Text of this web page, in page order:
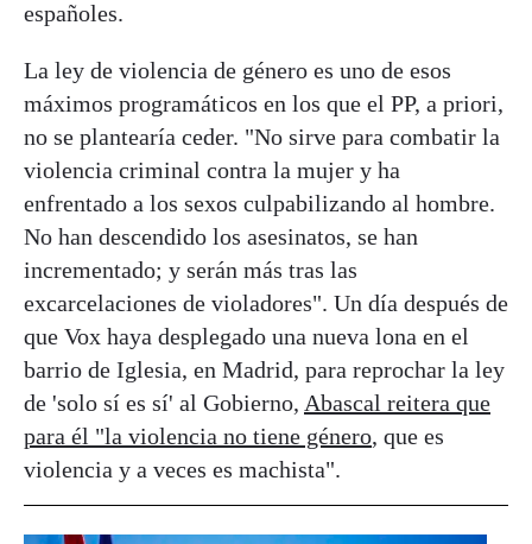
españoles.
La ley de violencia de género es uno de esos
máximos programáticos en los que el PP, a priori,
no se plantearía ceder. "No sirve para combatir la
violencia criminal contra la mujer y ha
enfrentado a los sexos culpabilizando al hombre.
No han descendido los asesinatos, se han
incrementado; y serán más tras las
excarcelaciones de violadores". Un día después de
que Vox haya desplegado una nueva lona en el
barrio de Iglesia, en Madrid, para reprochar la ley
de 'solo sí es sí' al Gobierno, Abascal reitera que
para él "la violencia no tiene género, que es
violencia y a veces es machista".